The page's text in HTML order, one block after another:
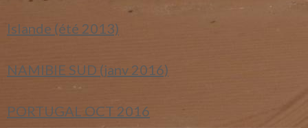
Islande (été 2013)
NAMIBIE SUD (janv 2016)
PORTUGAL OCT 2016